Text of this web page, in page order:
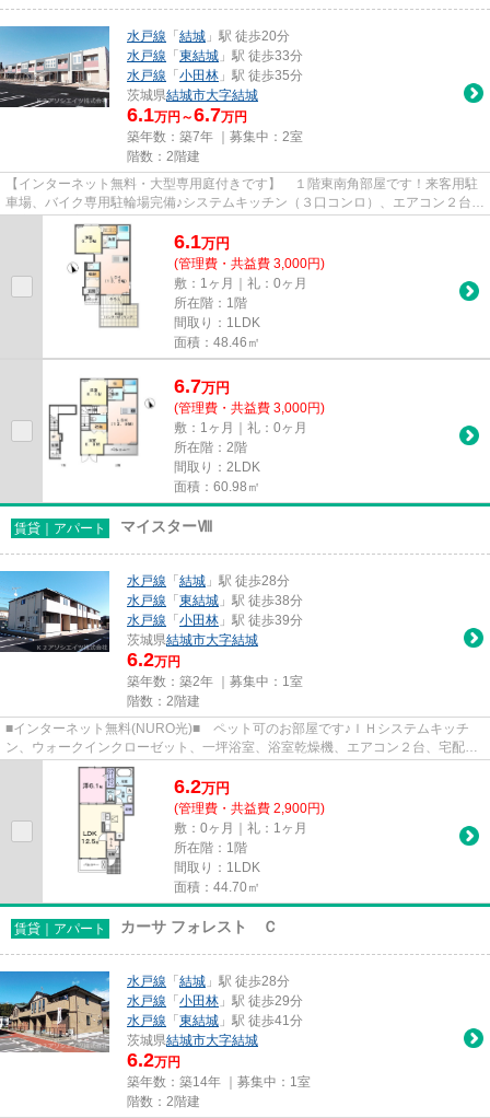
水戸線 「 結城 」駅 徒歩20分
水戸線 「 東結城 」駅 徒歩33分
水戸線 「 小田林 」駅 徒歩35分
茨城県結城市大字結城
6.1万円～6.7万円
築年数：築7年 ｜募集中： 2室
階数：2階建
【インターネット無料・大型専用庭付きです】 １階東南角部屋です！来客用駐
車場、バイク専用駐輪場完備♪システムキッチン（３口コンロ）、エアコン２台、
全室照明、室内スライドドア...
6.1万円
(管理費・共益費 3,000円)
敷：1ヶ月｜礼：0ヶ月
所在階：1階
間取り：1LDK
面積：48.46㎡
6.7万円
(管理費・共益費 3,000円)
敷：1ヶ月｜礼：0ヶ月
所在階：2階
間取り：2LDK
面積：60.98㎡
賃貸｜アパート マイスターⅧ
水戸線 「 結城 」駅 徒歩28分
水戸線 「 東結城 」駅 徒歩38分
水戸線 「 小田林 」駅 徒歩39分
茨城県結城市大字結城
6.2万円
築年数：築2年 ｜募集中： 1室
階数：2階建
■インターネット無料(NURO光)■ ペット可のお部屋です♪ＩＨシステムキッチ
ン、ウォークインクローゼット、一坪浴室、浴室乾燥機、エアコン２台、宅配ボ
ックス、全室照明完備！
6.2万円
(管理費・共益費 2,900円)
敷：0ヶ月｜礼：1ヶ月
所在階：1階
間取り：1LDK
面積：44.70㎡
賃貸｜アパート カーサ フォレスト Ｃ
水戸線 「 結城 」駅 徒歩28分
水戸線 「 小田林 」駅 徒歩29分
水戸線 「 東結城 」駅 徒歩41分
茨城県結城市大字結城
6.2万円
築年数：築14年 ｜募集中： 1室
階数：2階建